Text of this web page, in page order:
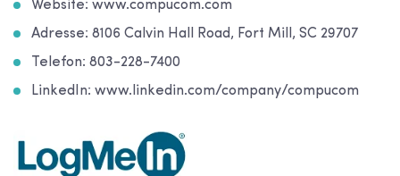
Website: www.compucom.com
Adresse: 8106 Calvin Hall Road, Fort Mill, SC 29707
Telefon: 803-228-7400
LinkedIn: www.linkedin.com/company/compucom